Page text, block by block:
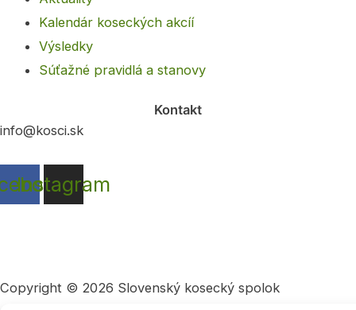
Kalendár koseckých akcíí
Výsledky
Súťažné pravidlá a stanovy
Kontakt
info@kosci.sk
Instagram
Copyright © 2026 Slovenský kosecký spolok